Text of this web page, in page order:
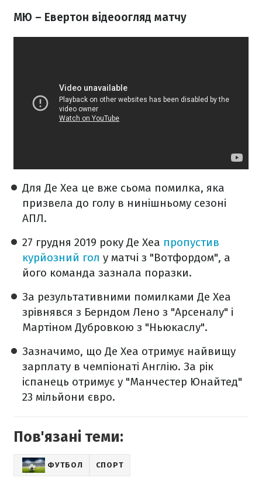
МЮ – Евертон відеоогляд матчу
Для Де Хеа це вже сьома помилка, яка
призвела до голу в нинішньому сезоні
АПЛ.
27 грудня 2019 року Де Хеа пропустив
курйозний гол у матчі з "Вотфордом", а
його команда зазнала поразки.
За результативними помилками Де Хеа
зрівнявся з Берндом Лено з "Арсеналу" і
Мартіном Дубровкою з "Ньюкаслу".
Зазначимо, що Де Хеа отримує найвищу
зарплату в чемпіонаті Англію. За рік
іспанець отримує у "Манчестер Юнайтед"
23 мільйони євро.
Пов'язані теми:
ФУТБОЛ СПОРТ